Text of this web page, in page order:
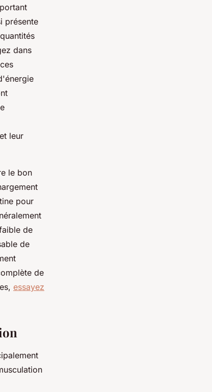
présente
dans
leur
le bon
pour
de
de
de
essayez